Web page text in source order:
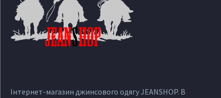
Інтернет-магазин джинсового одягу JEANSHOP. В